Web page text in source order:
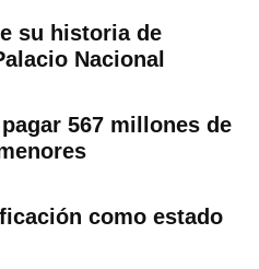
su historia de
Nacional
567 millones de
como estado